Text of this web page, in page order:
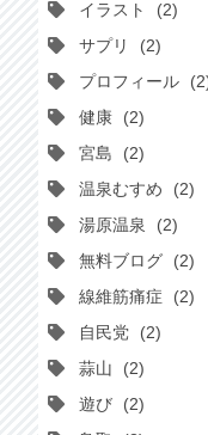
イラスト
2
サプリ
2
プロフィール
2
健康
2
宮島
2
温泉むすめ
2
湯原温泉
2
無料ブログ
2
線維筋痛症
2
自民党
2
蒜山
2
遊び
2